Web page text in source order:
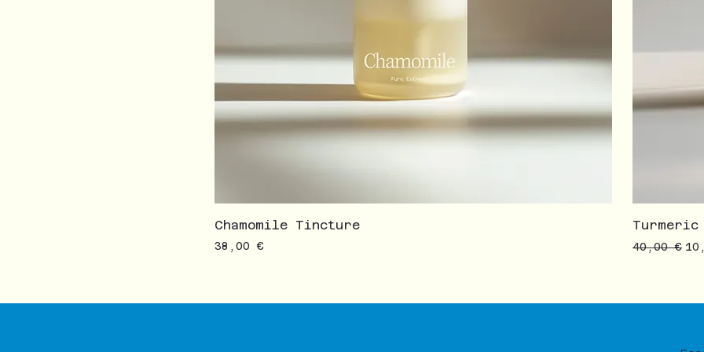
Chamomile Tincture
Prezzo
38,00 €
Turmeric
Prezzo
40,00 €